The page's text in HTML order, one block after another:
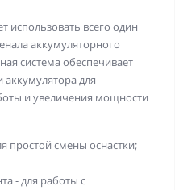
использовать всего один
аккумуляторного
система обеспечивает
для
и увеличения мощности
простой смены оснастки;
- для работы с